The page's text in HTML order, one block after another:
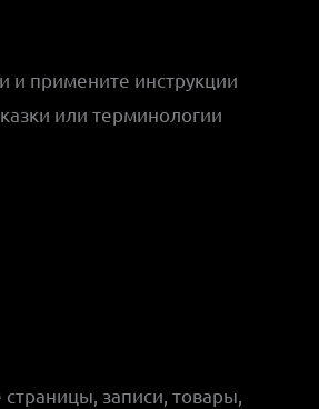
и примените инструкции
или терминологии
записи, товары,